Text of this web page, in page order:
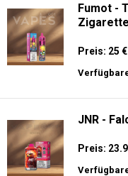
Fumot -
Preis: 25 €
JNR -
Preis: